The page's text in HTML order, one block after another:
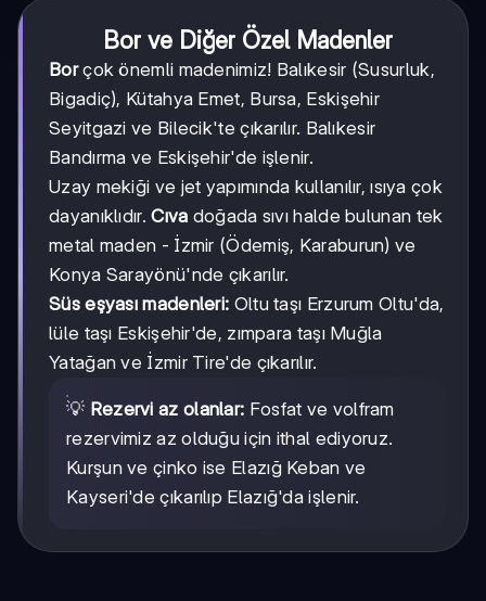
Bor ve Diğer Özel Madenler
Borçok önemli madenimiz! Balıkesir (Susurluk,
Bigadiç), Kütahya Emet, Bursa, Eskişehir
Seyitgazi ve Bilecik'te çıkarılır. Balıkesir
Bandırma ve Eskişehir'de işlenir.
Uzay mekiği ve jet yapımında kullanılır, ısıya çok
dayanıklıdır.Cıva doğada sıvı halde bulunan tek
metal maden - İzmir (Ödemiş, Karaburun) ve
Konya Sarayönü'nde çıkarılır.
Süs eşyası madenleri: Oltu taşı Erzurum Oltu'da,
lüle taşı Eskişehir'de, zımpara taşı Muğla
Yatağan ve İzmir Tire'de çıkarılır.
💡 Rezervi az olanlar: Fosfat ve volfram
rezervimiz az olduğu için ithal ediyoruz.
Kurşun ve çinko ise Elazığ Keban ve
Kayseri'de çıkarılıp Elazığ'da işlenir.